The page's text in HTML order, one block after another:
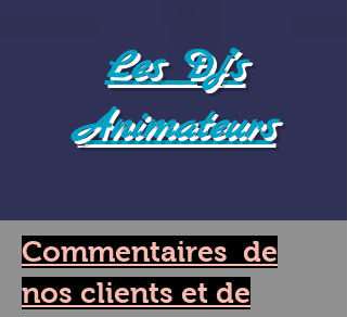
Les Dj's
Animateurs
Commentaires de
nos clients et de